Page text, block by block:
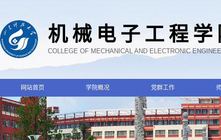
机械电子工程
COLLEGE OF MECHANICAL AND ELECTRONIC
网站首页 学院概况 党群工作